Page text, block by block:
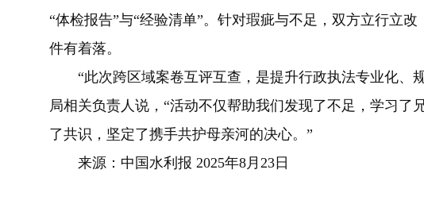
“体检报告”与“经验清单”。针对瑕疵与不足，双方立行立
件有着落。
“此次跨区域案卷互评互查，是提升行政执法专业化、
局相关负责人说，“活动不仅帮助我们发现了不足，学习了
了共识，坚定了携手共护母亲河的决心。”
来源：中国水利报 2025年8月23日